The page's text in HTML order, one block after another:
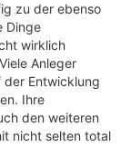
zu der ebenso
Dinge
wirklich
Anleger
der Entwicklung
Ihre
den weiteren
nicht selten total